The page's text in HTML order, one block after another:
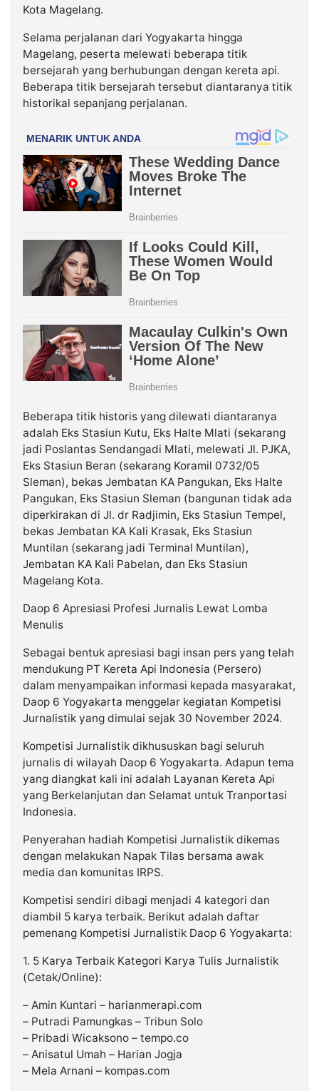
Kota Magelang.
Selama perjalanan dari Yogyakarta hingga
Magelang, peserta melewati beberapa titik
bersejarah yang berhubungan dengan kereta api.
Beberapa titik bersejarah tersebut diantaranya titik
historikal sepanjang perjalanan.
Beberapa titik historis yang dilewati diantaranya
adalah Eks Stasiun Kutu, Eks Halte Mlati (sekarang
jadi Poslantas Sendangadi Mlati, melewati Jl. PJKA,
Eks Stasiun Beran (sekarang Koramil 0732/05
Sleman), bekas Jembatan KA Pangukan, Eks Halte
Pangukan, Eks Stasiun Sleman (bangunan tidak ada
diperkirakan di Jl. dr Radjimin, Eks Stasiun Tempel,
bekas Jembatan KA Kali Krasak, Eks Stasiun
Muntilan (sekarang jadi Terminal Muntilan),
Jembatan KA Kali Pabelan, dan Eks Stasiun
Magelang Kota.
Daop 6 Apresiasi Profesi Jurnalis Lewat Lomba
Menulis
Sebagai bentuk apresiasi bagi insan pers yang telah
mendukung PT Kereta Api Indonesia (Persero)
dalam menyampaikan informasi kepada masyarakat,
Daop 6 Yogyakarta menggelar kegiatan Kompetisi
Jurnalistik yang dimulai sejak 30 November 2024.
Kompetisi Jurnalistik dikhususkan bagi seluruh
jurnalis di wilayah Daop 6 Yogyakarta. Adapun tema
yang diangkat kali ini adalah Layanan Kereta Api
yang Berkelanjutan dan Selamat untuk Tranportasi
Indonesia.
Penyerahan hadiah Kompetisi Jurnalistik dikemas
dengan melakukan Napak Tilas bersama awak
media dan komunitas IRPS.
Kompetisi sendiri dibagi menjadi 4 kategori dan
diambil 5 karya terbaik. Berikut adalah daftar
pemenang Kompetisi Jurnalistik Daop 6 Yogyakarta:
1. 5 Karya Terbaik Kategori Karya Tulis Jurnalistik
(Cetak/Online):
– Amin Kuntari – harianmerapi.com
– Putradi Pamungkas – Tribun Solo
– Pribadi Wicaksono – tempo.co
– Anisatul Umah – Harian Jogja
– Mela Arnani – kompas.com